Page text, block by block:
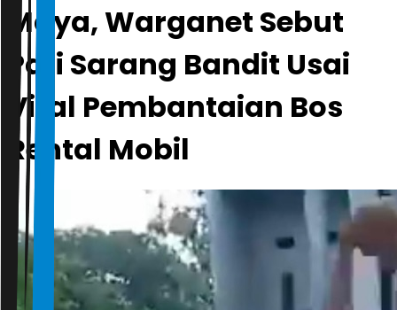
Maya, Warganet Sebut
Pati Sarang Bandit Usai
Viral Pembantaian Bos
Rental Mobil